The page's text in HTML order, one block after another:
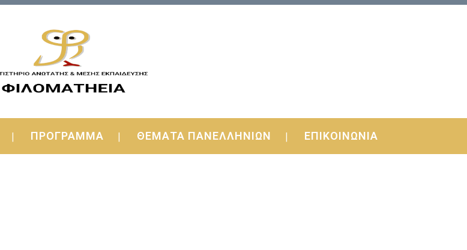
ΠΡΟΓΡΑΜΜΑ ΘΕΜΑΤΑ ΠΑΝΕΛΛΗΝΙΩΝ ΕΠΙΚΟΙΝΩΝΙΑ